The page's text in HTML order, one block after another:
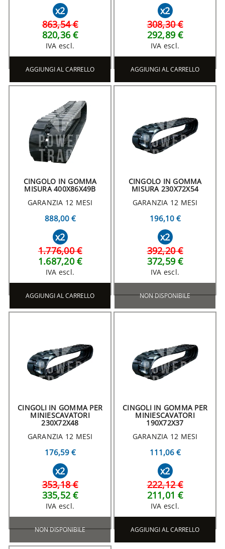
x2
863,54 €
820,36 €
IVA escl.
AGGIUNGI AL CARRELLO
x2
308,30 €
292,89 €
IVA escl.
AGGIUNGI AL CARRELLO
CINGOLO IN GOMMA
MISURA 400X86X49B
GARANZIA 12 MESI
888,00 €
x2
1.776,00 €
1.687,20 €
IVA escl.
AGGIUNGI AL CARRELLO
CINGOLO IN GOMMA
MISURA 230X72X54
GARANZIA 12 MESI
196,10 €
x2
392,20 €
372,59 €
IVA escl.
NON DISPONIBILE
CINGOLI IN GOMMA PER
MINIESCAVATORI
230X72X48
GARANZIA 12 MESI
176,59 €
x2
353,18 €
335,52 €
IVA escl.
NON DISPONIBILE
CINGOLI IN GOMMA PER
MINIESCAVATORI
190X72X37
GARANZIA 12 MESI
111,06 €
x2
222,12 €
211,01 €
IVA escl.
AGGIUNGI AL CARRELLO